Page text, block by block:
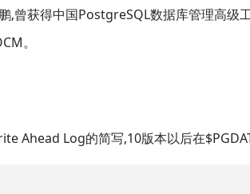
,曾获得中国PostgreSQL数据库管理高级
。
Ahead Log的简写,10版本以后在